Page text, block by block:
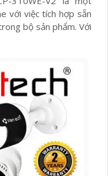
với việc tích hợp sẵn
bộ sản phẩm. Với